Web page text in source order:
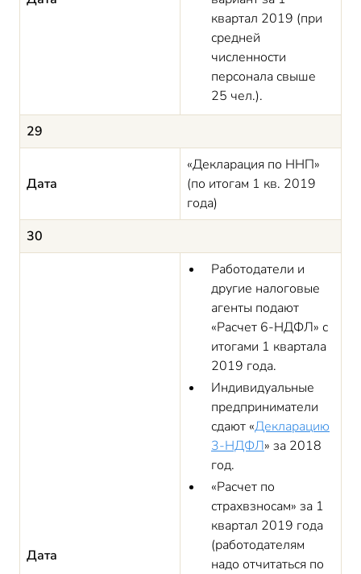
квартал 2019 (при
средней
численности
персонала свыше
25 чел.).
29
Дата
«Декларация по ННП»
(по итогам 1 кв. 2019
года)
30
Дата
Работодатели и
другие налоговые
агенты подают
«Расчет 6-НДФЛ» с
итогами 1 квартала
2019 года.
Индивидуальные
предприниматели
сдают «Декларацию
3-НДФЛ» за 2018
год.
«Расчет по
страхвзносам» за 1
квартал 2019 года
(работодателям
надо отчитаться по